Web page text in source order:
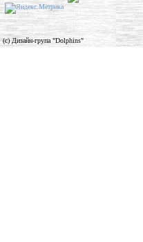
(c) Дизайн-група "Dolphins"